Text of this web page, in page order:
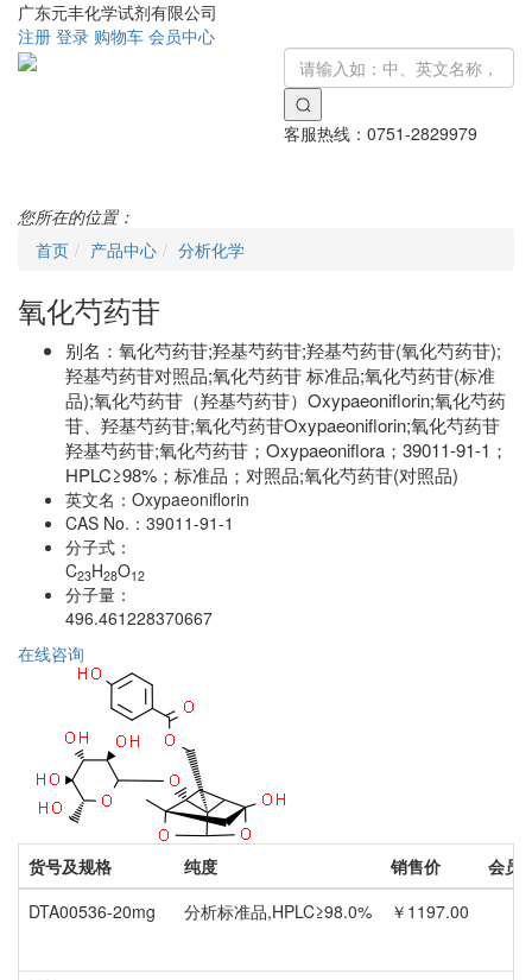
广东元丰化学试剂有限公司
注册 登录 购物车 会员中心
客服热线： 0751-2829979
您所在的位置：
首页
产品中心 分析化学
氧化芍药苷
别名： 氧化芍药苷;羟基芍药苷;羟基芍药苷(氧化芍药苷);
羟基芍药苷对照品;氧化芍药苷 标准品;氧化芍药苷(标准
品);氧化芍药苷（羟基芍药苷）Oxypaeoniflorin;氧化芍药
苷、羟基芍药苷;氧化芍药苷Oxypaeoniflorin;氧化芍药苷
羟基芍药苷;氧化芍药苷；Oxypaeoniflora；39011-91-1；
HPLC≥98%；标准品；对照品;氧化芍药苷(对照品)
英文名： Oxypaeoniflorin
CAS No.： 39011-91-1
分子式：
C23H28O12
分子量：
496.461228370667
在线咨询
货号及规格 纯度 销售价
会员
DTA00536-20mg
分析标准品,HPLC≥98.0% ￥1197.00